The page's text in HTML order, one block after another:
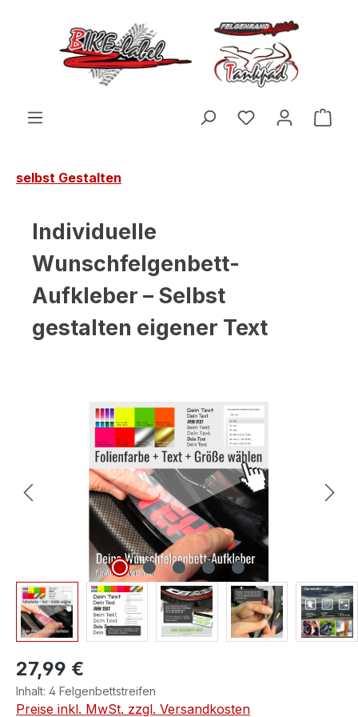
Zum Hauptinhalt springen
Du hast 0
selbst Gestalten
Individuelle
Wunschfelgenbett-
Aufkleber – Selbst
gestalten eigener Text
Bildergalerie überspringen
27,99 €
Inhalt: 4 Felgenbettstreifen
Preise inkl. MwSt. zzgl. Versandkosten